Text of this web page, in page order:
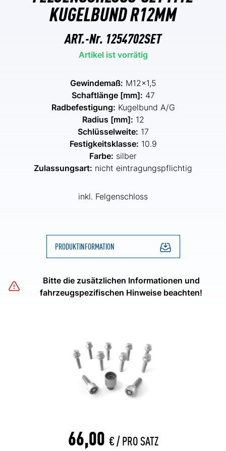
KUGELBUND R12MM
ART.-Nr. 1254702SET
Artikel ist vorrätig
Gewindemaß: M12x1,5
Schaftlänge [mm]: 47
Radbefestigung: Kugelbund A/G
Radius [mm]: 12
Schlüsselweite: 17
Festigkeitsklasse: 10.9
Farbe: silber
Zulassungsart: nicht eintragungspflichtig
inkl. Felgenschloss
PRODUKTINFORMATION
Bitte die zusätzlichen Informationen und
fahrzeugspezifischen Hinweise beachten!
66,00 € /PRO SATZ